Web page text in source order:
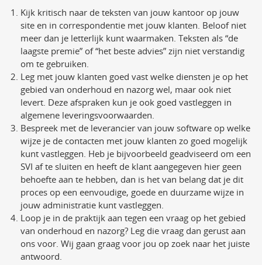
Kijk kritisch naar de teksten van jouw kantoor op jouw
site en in correspondentie met jouw klanten. Beloof niet
meer dan je letterlijk kunt waarmaken. Teksten als “de
laagste premie” of “het beste advies” zijn niet verstandig
om te gebruiken.
Leg met jouw klanten goed vast welke diensten je op het
gebied van onderhoud en nazorg wel, maar ook niet
levert. Deze afspraken kun je ook goed vastleggen in
algemene leveringsvoorwaarden.
Bespreek met de leverancier van jouw software op welke
wijze je de contacten met jouw klanten zo goed mogelijk
kunt vastleggen. Heb je bijvoorbeeld geadviseerd om een
SVI af te sluiten en heeft de klant aangegeven hier geen
behoefte aan te hebben, dan is het van belang dat je dit
proces op een eenvoudige, goede en duurzame wijze in
jouw administratie kunt vastleggen.
Loop je in de praktijk aan tegen een vraag op het gebied
van onderhoud en nazorg? Leg die vraag dan gerust aan
ons voor. Wij gaan graag voor jou op zoek naar het juiste
antwoord.